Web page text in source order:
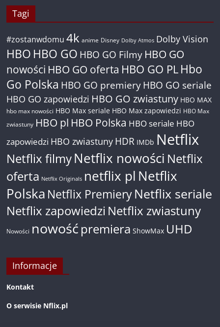
Tagi
#zostanwdomu 4k anime Disney Dolby Atmos Dolby Vision
HBO HBO GO HBO GO Filmy HBO GO
nowości HBO GO oferta HBO GO PL Hbo
Go Polska HBO GO premiery HBO GO seriale
HBO GO zapowiedzi HBO GO zwiastuny HBO MAX
hbo max nowości HBO Max seriale HBO Max zapowiedzi HBO Max
zwiastuny HBO pl HBO Polska HBO seriale HBO
zapowiedzi HBO zwiastuny HDR IMDb Netflix
Netflix filmyNetflix nowości Netflix
oferta Netflix Originals netflix pl Netflix
Polska Netflix PremieryNetflix seriale
Netflix zapowiedzi Netflix zwiastuny
Nowości nowość premiera ShowMax UHD
Informacje
Kontakt
O serwisie Nflix.pl